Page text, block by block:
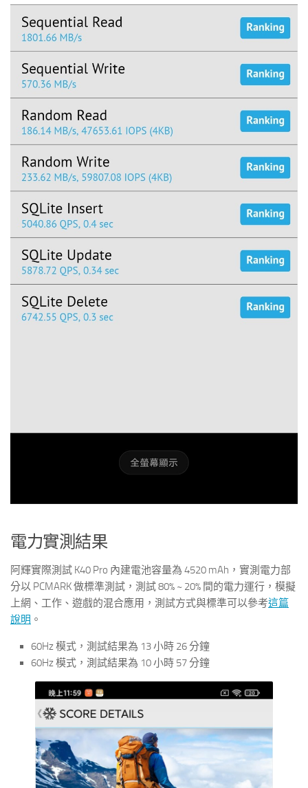
電力實測結果
阿輝實際測試 K40 Pro 內建電池容量為 4520 mAh，實測電力部
分以 PCMARK 做標準測試，測試 80% ~ 20% 間的電力運行，模擬
上網、工作、遊戲的混合應用，測試方式與標準可以參考這篇
說明 。
60Hz 模式，測試結果為 13 小時 26 分鐘
60Hz 模式，測試結果為 10 小時 57 分鐘